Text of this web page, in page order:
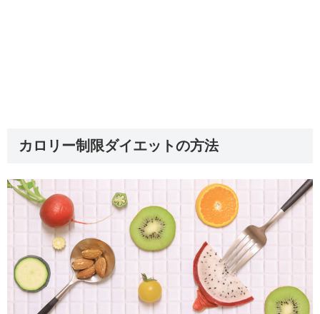
カロリー制限ダイエットの方法